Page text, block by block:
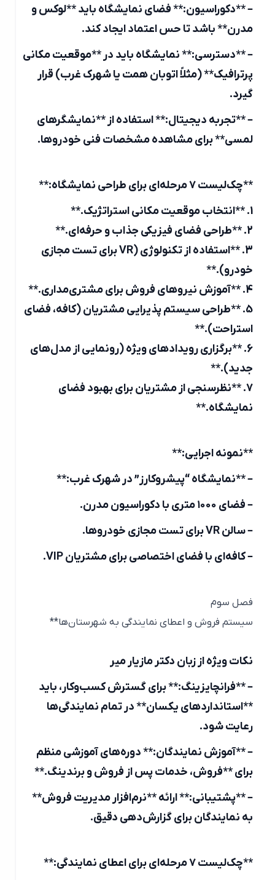
– **دکوراسیون:** فضای نمایشگاه باید **لوکس و
مدرن** باشد تا حس اعتماد ایجاد کند.
– **دسترسی:** نمایشگاه باید در **موقعیت مکانی
پرترافیک** (مثلاً اتوبان همت یا شهرک غرب) قرار
گیرد.
– **تجربه دیجیتال:** استفاده از **نمایشگرهای
لمسی** برای مشاهده مشخصات فنی خودروها.
**چک‌لیست ۷ مرحله‌ای برای طراحی نمایشگاه:**
3. **استفاده از تکنولوژی (VR برای تست مجازی
خودرو).**
5. **طراحی سیستم پذیرایی مشتریان (کافه، فضای
استراحت).**
6. **برگزاری رویدادهای ویژه (رونمایی از مدل‌های
جدید).**
7. **نظرسنجی از مشتریان برای بهبود فضای
نمایشگاه.**
**نمونه اجرایی:**
– **نمایشگاه “پیشروکارز” در شهرک غرب:**
– فضای ۱۰۰۰ متری با دکوراسیون مدرن.
– سالن VR برای تست مجازی خودروها.
– کافه‌ای با فضای اختصاصی برای مشتریان VIP.
فصل سوم
سیستم فروش و اعطای نمایندگی به شهرستان‌ها**
نکات ویژه از زبان دکتر مازیار میر
– **فرانچایزینگ:** برای گسترش کسب‌وکار، باید
**استانداردهای یکسان** در تمام نمایندگی‌ها
رعایت شود.
– **آموزش نمایندگان:** دوره‌های آموزشی منظم
برای **فروش، خدمات پس از فروش و برندینگ.**
– **پشتیبانی:** ارائه **نرم‌افزار مدیریت فروش**
به نمایندگان برای گزارش‌دهی دقیق.
**چک‌لیست ۷ مرحله‌ای برای اعطای نمایندگی:**